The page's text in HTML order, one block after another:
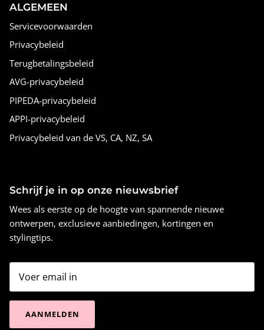
ALGEMEEN
Servicevoorwaarden
Privacybeleid
Terugbetalingsbeleid
AVG-privacybeleid
PIPEDA-privacybeleid
APPI-privacybeleid
Privacybeleid van de VS, CA, NZ, SA
Schrijf je in op onze nieuwsbrief
Wees als eerste op de hoogte van spannende nieuwe
ontwerpen, exclusieve aanbiedingen, kortingen en
stylingtips.
AANMELDEN